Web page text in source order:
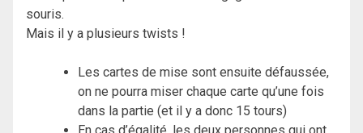
souris.
Mais il y a plusieurs twists !
Les cartes de mise sont ensuite défaussée,
on ne pourra miser chaque carte qu’une fois
dans la partie (et il y a donc 15 tours)